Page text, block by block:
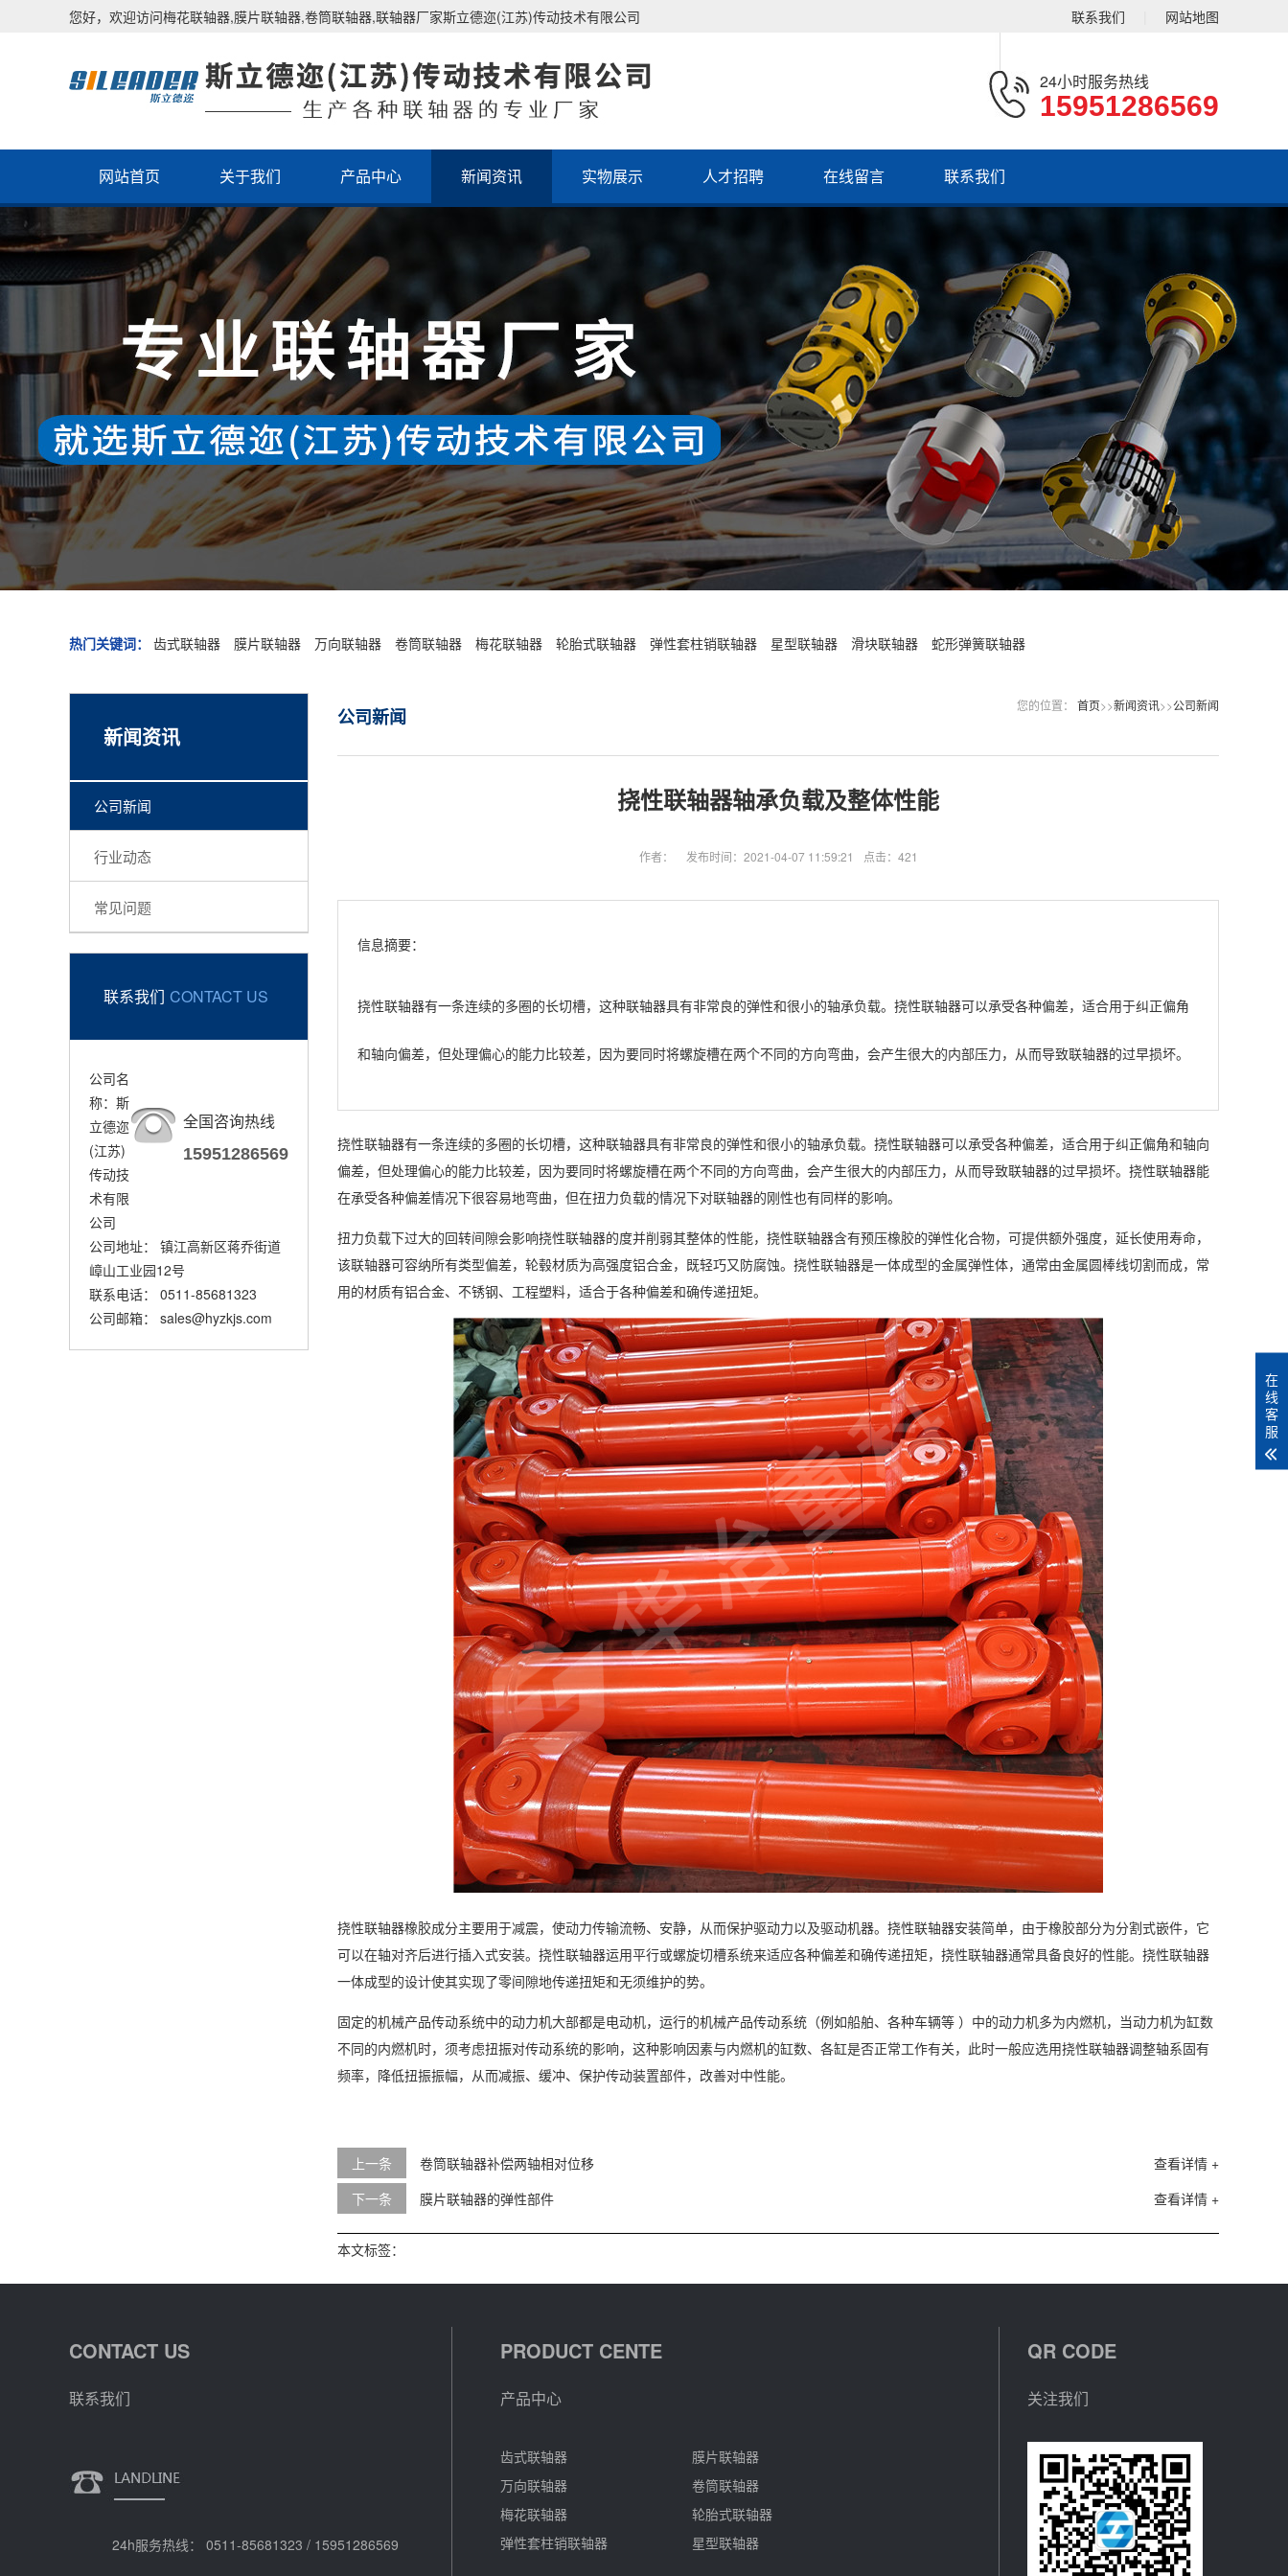
联系我们 网站地图
您好，欢迎访问梅花联轴器,膜片联轴器,卷筒联轴器,联轴器厂家斯立德迩(江苏)传动技术有限公司
24小时服务热线
15951286569
网站首页 关于我们 产品中心 新闻资讯 实物展示 人才招聘 在线留言 联系我们
热门关键词： 齿式联轴器 膜片联轴器 万向联轴器 卷筒联轴器 梅花联轴器 轮胎式联轴器 弹性套柱销联轴器 星型联轴器 滑块联轴器 蛇形弹簧联轴器
新闻资讯
公司新闻
行业动态
常见问题
联系我们 CONTACT US
全国咨询热线
15951286569
公司名
称：斯
立德迩
(江苏)
传动技
术有限
公司
公司地址： 镇江高新区蒋乔街道
嶂山工业园12号
联系电话： 0511-85681323
公司邮箱： sales@hyzkjs.com
您的位置： 首页>>新闻资讯>>公司新闻
公司新闻
挠性联轴器轴承负载及整体性能
作者： 发布时间：2021-04-07 11:59:21 点击：421
信息摘要：
挠性联轴器有一条连续的多圈的长切槽，这种联轴器具有非常良的弹性和很小的轴承负载。 挠性联轴器可以承受各种偏差，适合用于纠正偏角
和轴向偏差，但处理偏心的能力比较差，因为要同时将螺旋槽在两个不同的方向弯曲，会产生很大的内部压力，从而导致联轴器的过早损坏。
挠性联轴器有一条连续的多圈的长切槽，这种联轴器具有非常良的弹性和很小的轴承负载。 挠性联轴器可以承受各种偏差，适合用于纠正偏角和轴向
偏差，但处理偏心的能力比较差，因为要同时将螺旋槽在两个不同的方向弯曲，会产生很大的内部压力，从而导致联轴器的过早损坏。挠性联轴器能
在承受各种偏差情况下很容易地弯曲，但在扭力负载的情况下对联轴器的刚性也有同样的影响。
扭力负载下过大的回转间隙会影响挠性联轴器的度并削弱其整体的性能，挠性联轴器含有预压橡胶的弹性化合物，可提供额外强度，延长使用寿命，
该联轴器可容纳所有类型偏差，轮毂材质为高强度铝合金，既轻巧又防腐蚀。挠性联轴器是一体成型的金属弹性体，通常由金属圆棒线切割而成，常
用的材质有铝合金、不锈钢、工程塑料，适合于各种偏差和确传递扭矩。
挠性联轴器橡胶成分主要用于减震，使动力传输流畅、安静，从而保护驱动力以及驱动机器。挠性联轴器安装简单，由于橡胶部分为分割式嵌件，它
可以在轴对齐后进行插入式安装。挠性联轴器运用平行或螺旋切槽系统来适应各种偏差和确传递扭矩，挠性联轴器通常具备良好的性能。挠性联轴器
一体成型的设计使其实现了零间隙地传递扭矩和无须维护的势。
固定的机械产品传动系统中的动力机大部都是电动机，运行的机械产品传动系统（例如船舶、各种车辆等 ）中的动力机多为内燃机，当动力机为缸数
不同的内燃机时，须考虑扭振对传动系统的影响，这种影响因素与内燃机的缸数、各缸是否正常工作有关，此时一般应选用挠性联轴器调整轴系固有
频率，降低扭振振幅，从而减振、缓冲、保护传动装置部件，改善对中性能。
上一条 查看详情 +
卷筒联轴器补偿两轴相对位移
下一条
查看详情 +
膜片联轴器的弹性部件
本文标签：
CONTACT US
联系我们
24h服务热线： 0511-85681323 / 15951286569
PRODUCT CENTE
产品中心
齿式联轴器
膜片联轴器
万向联轴器
卷筒联轴器
梅花联轴器
轮胎式联轴器
弹性套柱销联轴器
星型联轴器
QR CODE
关注我们
在
线
客
服